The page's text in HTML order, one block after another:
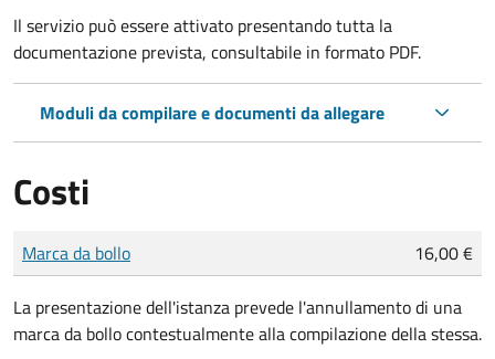
Il servizio può essere attivato presentando tutta la
documentazione prevista, consultabile in formato PDF.
Moduli da compilare e documenti da allegare
Costi
Tipo di pagamento
Importo
Marca da bollo 16,00 €
La presentazione dell'istanza prevede l'annullamento di una
marca da bollo contestualmente alla compilazione della stessa.